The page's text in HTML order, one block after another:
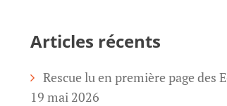
Articles récents
Rescue lu en première page des
19 mai 2026